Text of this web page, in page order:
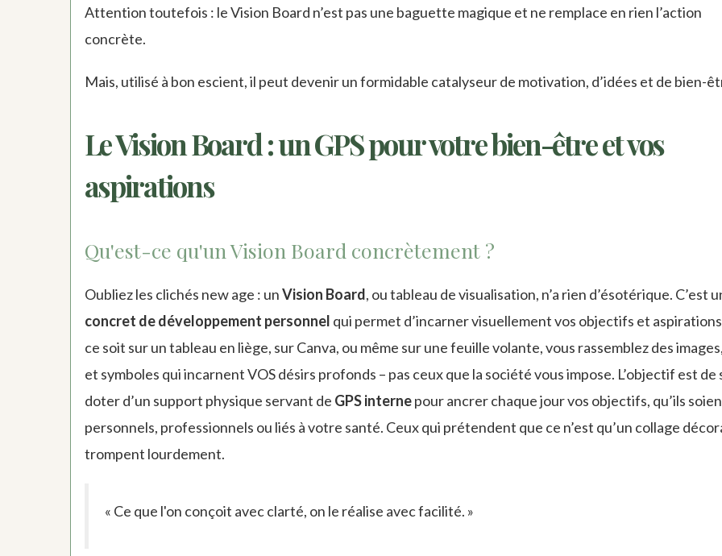
Attention toutefois : le Vision Board n’est pas une baguette magique et ne remplace en rien l’action
concrète.
Mais, utilisé à bon escient, il peut devenir un formidable catalyseur de motivation, d’idées et de bien-
Le Vision Board : un GPS pour votre bien-être et vos
aspirations
Qu'est-ce qu'un Vision Board concrètement ?
Oubliez les clichés new age : unVision Board, ou tableau de visualisation, n’a rien d’ésotérique. C’est
concret de développement personnel qui permet d’incarner visuellement vos objectifs et
ce soit sur un tableau en liège, sur Canva, ou même sur une feuille volante, vous rassemblez des
et symboles qui incarnent VOS désirs profonds – pas ceux que la société vous impose. L’objectif est de
doter d’un support physique servant de GPS internepour ancrer chaque jour vos objectifs, qu’ils
personnels, professionnels ou liés à votre santé. Ceux qui prétendent que ce n’est qu’un collage
trompent lourdement.
« Ce que l'on conçoit avec clarté, on le réalise avec facilité. »